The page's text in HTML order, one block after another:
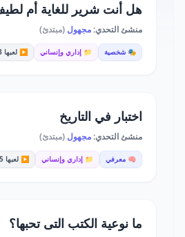
هل أنت شرير للغاية أم
منشئ التحدي:مجهول (مبتدئ)
🎭 شخصية 📁 إداري وإنساني ▶️ لعبها 63
اختبار في التاريخ
منشئ التحدي:مجهول (مبتدئ)
🧠 معرفي 📁 إداري وإنساني ▶️ لعبها 5
ما نوعية الكتب التى تحبها؟